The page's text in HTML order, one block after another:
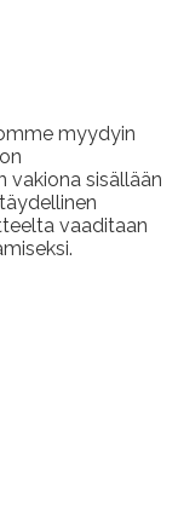
myydyin
vakiona sisällään
vaaditaan